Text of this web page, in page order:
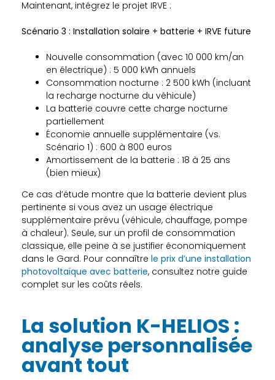
Maintenant, intégrez le projet IRVE :
Scénario 3 : Installation solaire + batterie + IRVE future
Nouvelle consommation (avec 10 000 km/an
en électrique) : 5 000 kWh annuels
Consommation nocturne : 2 500 kWh (incluant
la recharge nocturne du véhicule)
La batterie couvre cette charge nocturne
partiellement
Économie annuelle supplémentaire (vs.
Scénario 1) : 600 à 800 euros
Amortissement de la batterie : 18 à 25 ans
(bien mieux)
Ce cas d’étude montre que la batterie devient plus
pertinente si vous avez un usage électrique
supplémentaire prévu (véhicule, chauffage, pompe
à chaleur). Seule, sur un profil de consommation
classique, elle peine à se justifier économiquement
dans le Gard. Pour connaître le prix d’une installation
photovoltaïque avec batterie, consultez notre guide
complet sur les coûts réels.
La solution K-HELIOS :
analyse personnalisée
avant tout